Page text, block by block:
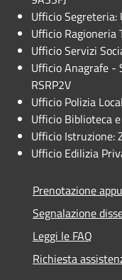
Ufficio Segreteria:
Ufficio Ragioneria
Ufficio Servizi
Ufficio Anagrafe -
RSRP2V
Ufficio Polizia
Ufficio Biblioteca
Ufficio Istruzione:
Ufficio Edilizia
Prenotazione
Segnalazione
Leggi le FAQ
Richiesta